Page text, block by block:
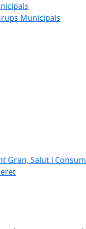
Municipals
Gran, Salut i Consum